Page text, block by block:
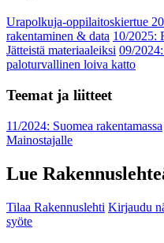
Urapolkuja-oppilaitoskiertue
rakentaminen & data 10/2025:
Jätteistä materiaaleiksi 09/
paloturvallinen loiva katto
Teemat ja liitteet
11/2024: Suomea rakentamassa
Mainostajalle
Lue
Tilaa Rakennuslehti Kirjaudu
syöte